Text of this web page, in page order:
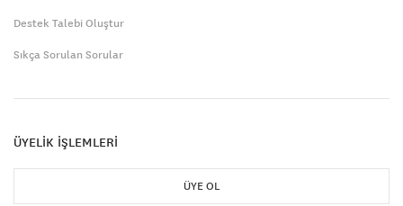
Destek Talebi Oluştur
Sıkça Sorulan Sorular
ÜYELİK İŞLEMLERİ
ÜYE OL